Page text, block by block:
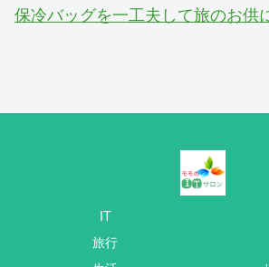
保冷バッグを一工夫して旅のお供
IT
旅行